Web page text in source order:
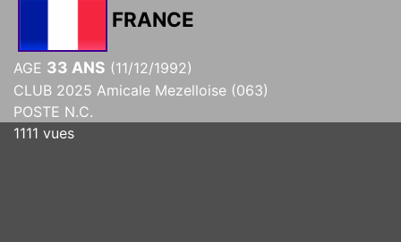
FRANCE
AGE 33 ANS (11/12/1992)
CLUB 2025 Amicale Mezelloise (063)
POSTE N.C.
1111 vues